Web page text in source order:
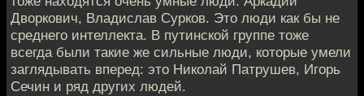
Дворкович, Владислав Сурков. Это люди как бы не
среднего интеллекта. В путинской группе тоже
всегда были такие же сильные люди, которые умели
заглядывать вперед: это Николай Патрушев, Игорь
Сечин и ряд других людей.